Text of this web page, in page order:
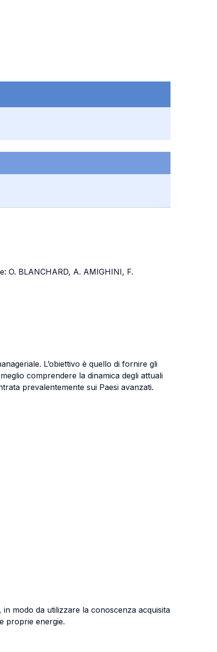
O. BLANCHARD, A. AMIGHINI, F.
L’obiettivo è quello di fornire gli
comprendere la dinamica degli attuali
prevalentemente sui Paesi avanzati.
modo da utilizzare la conoscenza acquisita
proprie energie.